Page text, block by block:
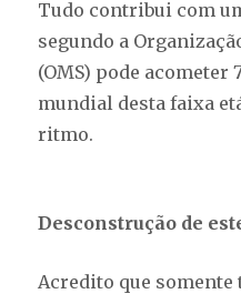
Tudo contribui com
segundo a
(OMS) pode acometer
mundial desta faixa
ritmo.
Desconstrução de
Acredito que somente